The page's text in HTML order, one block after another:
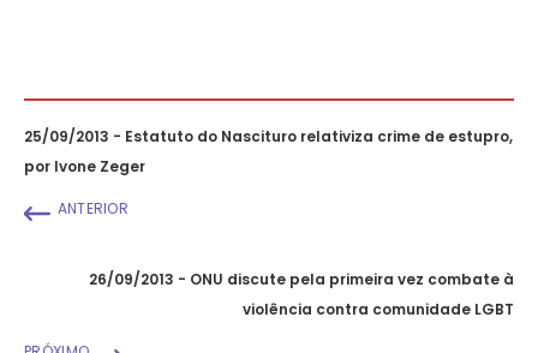
25/09/2013 - Estatuto do Nascituro relativiza crime de estupro,
por Ivone Zeger
ANTERIOR
26/09/2013 - ONU discute pela primeira vez combate à
violência contra comunidade LGBT